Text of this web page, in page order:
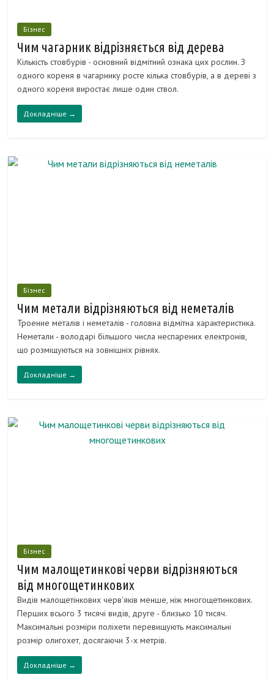
Бізнес
Чим чагарник відрізняється від дерева
Кількість стовбурів - основний відмітний ознака цих рослин. З
одного кореня в чагарнику росте кілька стовбурів, а в дереві з
одного кореня виростає лише один ствол.
Докладніше →
Бізнес
Чим метали відрізняються від неметалів
Троение металів і неметалів - головна відмітна характеристика.
Неметали - володарі більшого числа неспарених електронів,
що розміщуються на зовнішніх рівнях.
Докладніше →
Бізнес
Чим малощетинкові черви відрізняються
від многощетинкових
Видів малощетінкових черв'яків менше, ніж многощетинкових.
Перших всього 3 тисячі видів, друге - близько 10 тисяч.
Максимальні розміри поліхети перевищують максимальні
розмір олигохет, досягаючи 3-х метрів.
Докладніше →